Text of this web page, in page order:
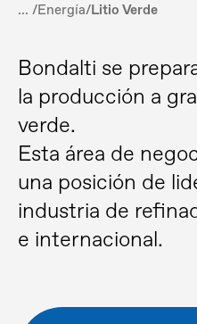
... /Energía/Litio Verde
Bondalti se
la producción a
verde.
Esta área de
una posición de
industria de
e internacional.